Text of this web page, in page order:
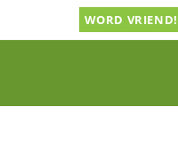
WORD VRIEND!